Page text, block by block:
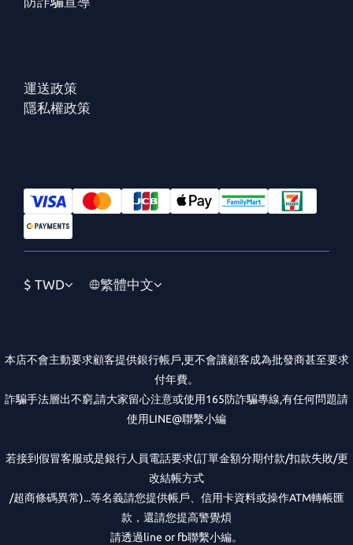
運送政策
隱私權政策
$ TWD 繁體中文
本店不會主動要求顧客提供銀行帳戶,更不會讓顧客成為批發商甚至要求
付年費。
詐騙手法層出不窮,請大家留心注意或使用165防詐騙專線,有任何問題請
使用LINE@聯繫小編
若接到假冒客服或是銀行人員電話要求(訂單金額分期付款/扣款失敗/更
改結帳方式
/超商條碼異常)...等名義請您提供帳戶、信用卡資料或操作ATM轉帳匯
款，還請您提高警覺煩
請透過line or fb聯繫小編。